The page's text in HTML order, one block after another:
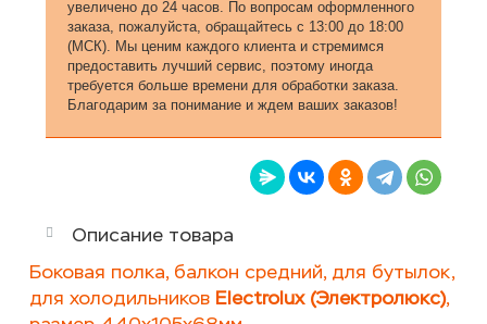
увеличено до 24 часов. По вопросам оформленного
заказа, пожалуйста, обращайтесь с 13:00 до 18:00
(МСК). Мы ценим каждого клиента и стремимся
предоставить лучший сервис, поэтому иногда
требуется больше времени для обработки заказа.
Благодарим за понимание и ждем ваших заказов!
Описание товара
Боковая полка, балкон средний, для бутылок,
для холодильников Electrolux (Электролюкс),